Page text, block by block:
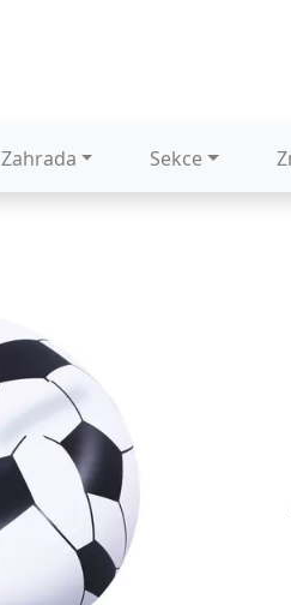
Zahrada Sekce